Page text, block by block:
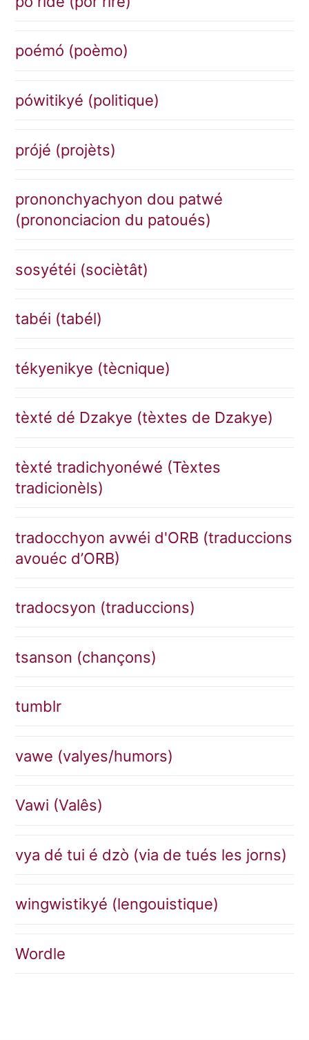
poémó (poèmo)
pówitikyé (politique)
prójé (projèts)
prononchyachyon dou patwé
(prononciacion du patoués)
sosyétéi (sociètât)
tabéi (tabél)
tékyenikye (tècnique)
tèxté dé Dzakye (tèxtes de Dzakye)
tèxté tradichyonéwé (Tèxtes
tradicionèls)
tradocchyon avwéi d'ORB (traduccions
avouéc d’ORB)
tradocsyon (traduccions)
tsanson (chançons)
tumblr
vawe (valyes/humors)
Vawi (Valês)
vya dé tui é dzò (via de tués les jorns)
wingwistikyé (lengouistique)
Wordle